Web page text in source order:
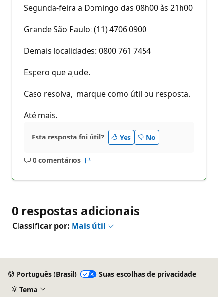
Segunda-feira a Domingo das 08h00 às 21h00
Grande São Paulo: (11) 4706 0900
Demais localidades: 0800 761 7454
Espero que ajude.
Caso resolva, marque como útil ou resposta.
Até mais.
Esta resposta foi útil? Yes No
0 comentários
Sem
0 respostas adicionais
Classificar por: Mais útil
Português (Brasil)
Suas escolhas de privacidade
Tema